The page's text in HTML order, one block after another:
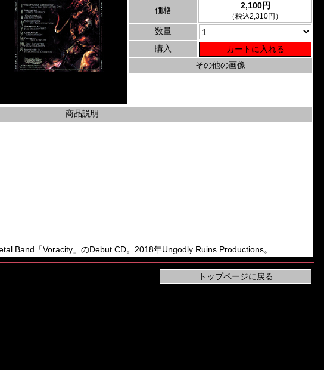
価格 2,100円
（税込2,310円）
数量
購入
その他の画像
商品説明
Band「Voracity」のDebut CD。2018年Ungodly Ruins Productions。